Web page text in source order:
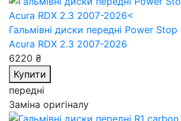
Гальмівні диски передні Power Stop
Acura RDX 2.3 2007-2026
6220 ₴
Купити
передні
Заміна оригіналу